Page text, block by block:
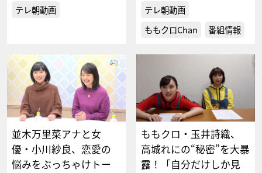
テレ朝動画
テレ朝動画
ももクロChan
番組情報
並木万里菜アナと女
優・小川紗良、恋愛の
悩みをぶっちゃけトー
ももクロ・玉井詩織、
高城れにの“秘密”を大暴
露！「自分だけしか見